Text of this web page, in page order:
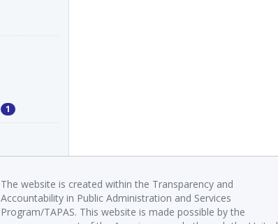
1
The website is created within the Transparency and
Accountability in Public Administration and Services
Program/TAPAS. This website is made possible by the